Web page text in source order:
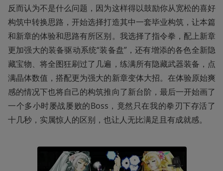
反而认为不是什么问题，因为这样得以鼓励你从宽松的喜好
构筑中转换思路，开始选择打造其中一套毕业构筑，让本篇
和新章的体验和思路有所区别。我选择了指令拳，配上新章
更加强大的装备驱动系统“装备盘”，还有增添的各色全新隐
藏宝物、将全图狂刷过了几遍，练满所有隐藏武器装备，点
满晶体数值，搭配更为强大的新章变体大招。在体验原始爽
感的情况下也将自己的构筑推向了新台阶，最后一开始画了
一个多小时屡战屡败的Boss，竟然只在我的拳刃下存活了
十几秒，实属惊人的区别，也让人无比满足且有成就感。